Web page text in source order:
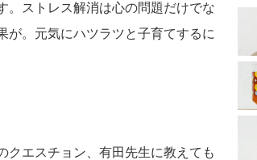
。ストレス解消は心の問題だけでな
が。元気にハツラツと子育てするに
エスチョン、有田先生に教えても